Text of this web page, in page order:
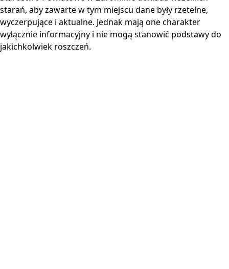
starań, aby zawarte w tym miejscu dane były rzetelne,
wyczerpujące i aktualne. Jednak mają one charakter
wyłącznie informacyjny i nie mogą stanowić podstawy do
jakichkolwiek roszczeń.